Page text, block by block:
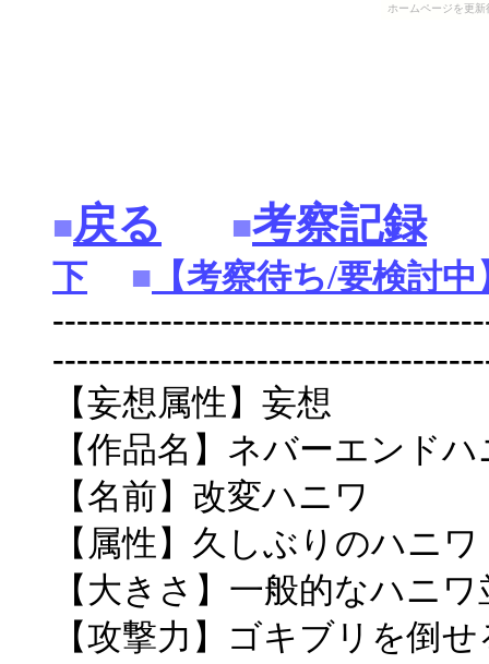
ホームページを更
■戻る ■考察記録
下 ■ 【考察待ち/要検討中
【妄想属性】妄想
【作品名】ネバーエンド
【名前】改変ハニワ
【属性】久しぶりのハニワ
【大きさ】一般的なハニワ
【攻撃力】ゴキブリを倒せ